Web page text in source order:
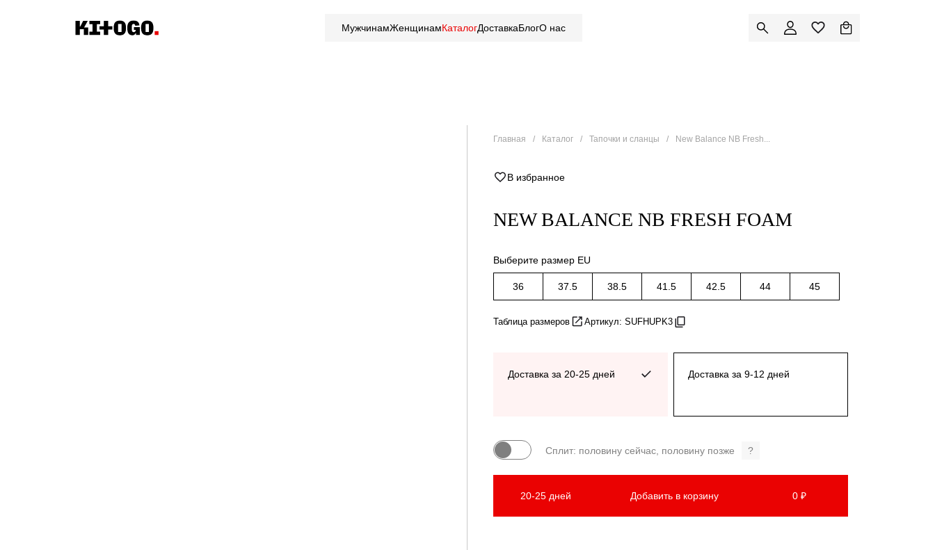
МужчинамЖенщинамКаталогДоставкаБлогО нас
Главная Каталог Тапочки и сланцы New Balance NB Fresh...
NEW BALANCE NB FRESH FOAM
В избранное
Выберите размер EU
36 37.5 38.5 41.5 42.5 44 45
Таблица размеров Артикул: SUFHUPK3
Доставка за 20-25 дней Доставка за 9-12 дней
Сплит: половину сейчас, половину позже ?
20-25 дней Добавить в корзину 0 ₽